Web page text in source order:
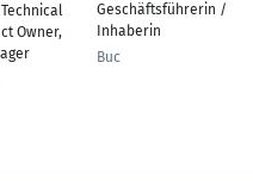
Owner,
Geschäftsführerin /
Inhaberin
Buc